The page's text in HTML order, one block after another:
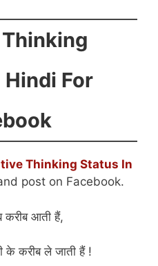
For
Thinking Status In
post on Facebook.
करीब आती हैं,
के करीब ले जाती हैं !